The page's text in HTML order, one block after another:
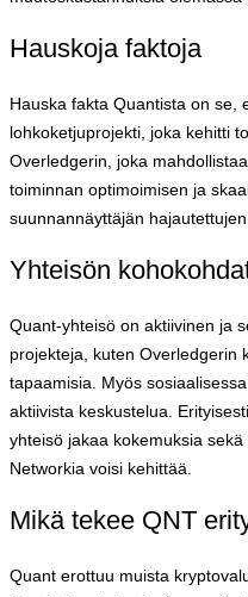
Hauskoja faktoja
Hauska fakta Quantista on se,
lohkoketjuprojekti, joka kehitti
Overledgerin, joka
toiminnan optimoimisen ja
suunnannäyttäjän
Yhteisön
Quant-yhteisö on aktiivinen ja
projekteja, kuten Overledgerin
tapaamisia. Myös
aktiivista keskustelua.
yhteisö jakaa kokemuksia
Networkia voisi kehittää.
Mikä tekee QNT
Quant erottuu muista